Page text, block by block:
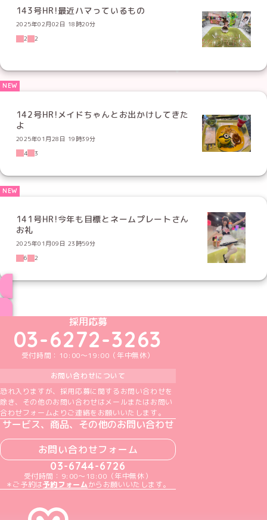
143号HR!最近ハマっているもの
2025年02月02日 18時20分
2
2
142号HR!メイドちゃんとお出かけしてきた
よ
2025年01月28日 19時39分
4
3
141号HR!今年も目標とネームプレートさん
お礼
2025年01月09日 23時59分
6
2
めいどりーみんTikTok公式アカウント
めいどりーみんX公式アカウント
めいどりーみんInstagram公式アカウント
めいどりーみんFacebook公式アカウン
めいどりーみんYouTube公式アカ
採用応募
03-6272-3263
受付時間：10:00～19:00（年中無休）
お問い合わせについて
恐れ入りますが、採用応募に関するお問い合わせを
除き、その他のお問い合わせはメールまたはお問い
合わせフォームよりご連絡をお願いいたします。
サービス、商品、その他のお問い合わせ
お問い合わせフォーム
03-6744-6726
受付時間：9:00～18:00（年中無休）
＊ご予約は予約フォームからお願いいたします。